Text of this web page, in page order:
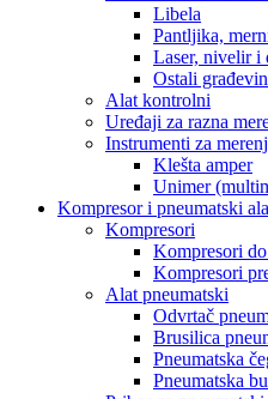
Libela
Pantljika,
Laser, nivelir i
Ostali
Alat kontrolni
Uređaji za razna
Instrumenti za
Klešta amper
Unimer
Kompresor i pneumatski
Kompresori
Kompresori
Kompresori
Alat pneumatski
Odvrtač
Brusilica
Pneumatska
Pneumatska